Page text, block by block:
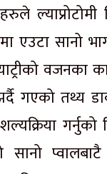
ल्याप्रोटोमी
एउटा सानो
वजनका
गएको तथ्य
गर्नुको
सानो